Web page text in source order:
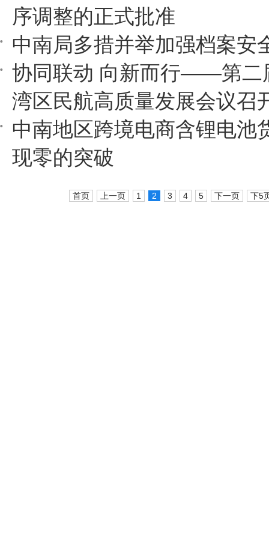
序调整的正式批准
中南局多措并举加强档案安
协同联动 向新而行——第二
湾区民航高质量发展会议召
中南地区跨境电商含锂电池
现零的突破
首页 上一页 1 2 3 4 5 下一页 下5